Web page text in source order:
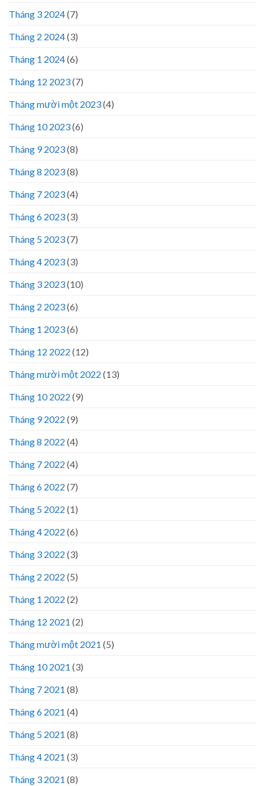
Tháng 3 2024(7)
Tháng 2 2024(3)
Tháng 1 2024(6)
Tháng 12 2023(7)
Tháng mười một 2023(4)
Tháng 10 2023(6)
Tháng 9 2023(8)
Tháng 8 2023(8)
Tháng 7 2023(4)
Tháng 6 2023(3)
Tháng 5 2023(7)
Tháng 4 2023(3)
Tháng 3 2023(10)
Tháng 2 2023(6)
Tháng 1 2023(6)
Tháng 12 2022 (12)
Tháng mười một 2022 (13)
Tháng 10 2022 (9)
Tháng 9 2022 (9)
Tháng 8 2022 (4)
Tháng 7 2022 (4)
Tháng 6 2022 (7)
Tháng 5 2022 (1)
Tháng 4 2022 (6)
Tháng 3 2022 (3)
Tháng 2 2022 (5)
Tháng 1 2022 (2)
Tháng 12 2021 (2)
Tháng mười một 2021 (5)
Tháng 10 2021 (3)
Tháng 7 2021 (8)
Tháng 6 2021 (4)
Tháng 5 2021 (8)
Tháng 4 2021 (3)
Tháng 3 2021 (8)